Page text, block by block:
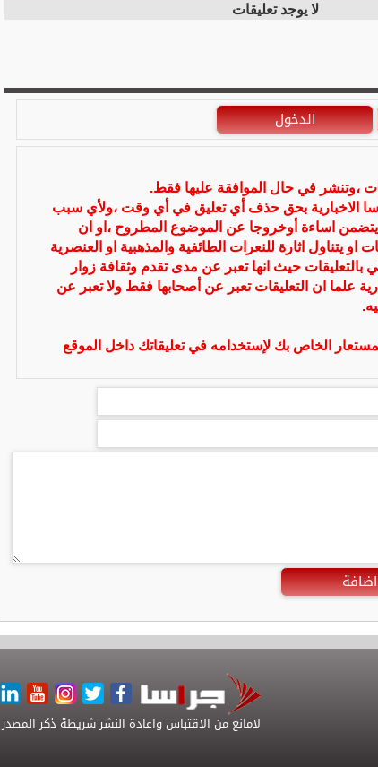
لا يوجد تعليقات
الدخول
،وتنشر في حال الموافقة عليها فقط.
الاخبارية بحق حذف أي تعليق في أي وقت ،ولأي سبب
اساءة أوخروجا عن الموضوع المطروح ،او ان
يتناول اثارة للنعرات الطائفية والمذهبية او العنصرية
بالتعليقات حيث انها تعبر عن مدى تقدم وثقافة زوار
علما ان التعليقات تعبر عن أصحابها فقط ولا تعبر عن
الخاص بك لإستخدامه في تعليقاتك داخل الموقع
اضافة
لامانع من الاقتباس واعادة النشر شريطة ذكر المصدر